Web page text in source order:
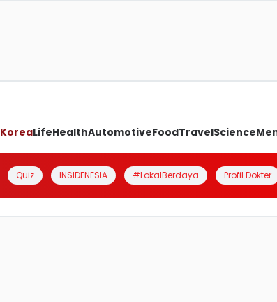
KoreaLifeHealthAutomotiveFoodTravelScience
Quiz INSIDENESIA #LokalBerdaya Profil Dokter